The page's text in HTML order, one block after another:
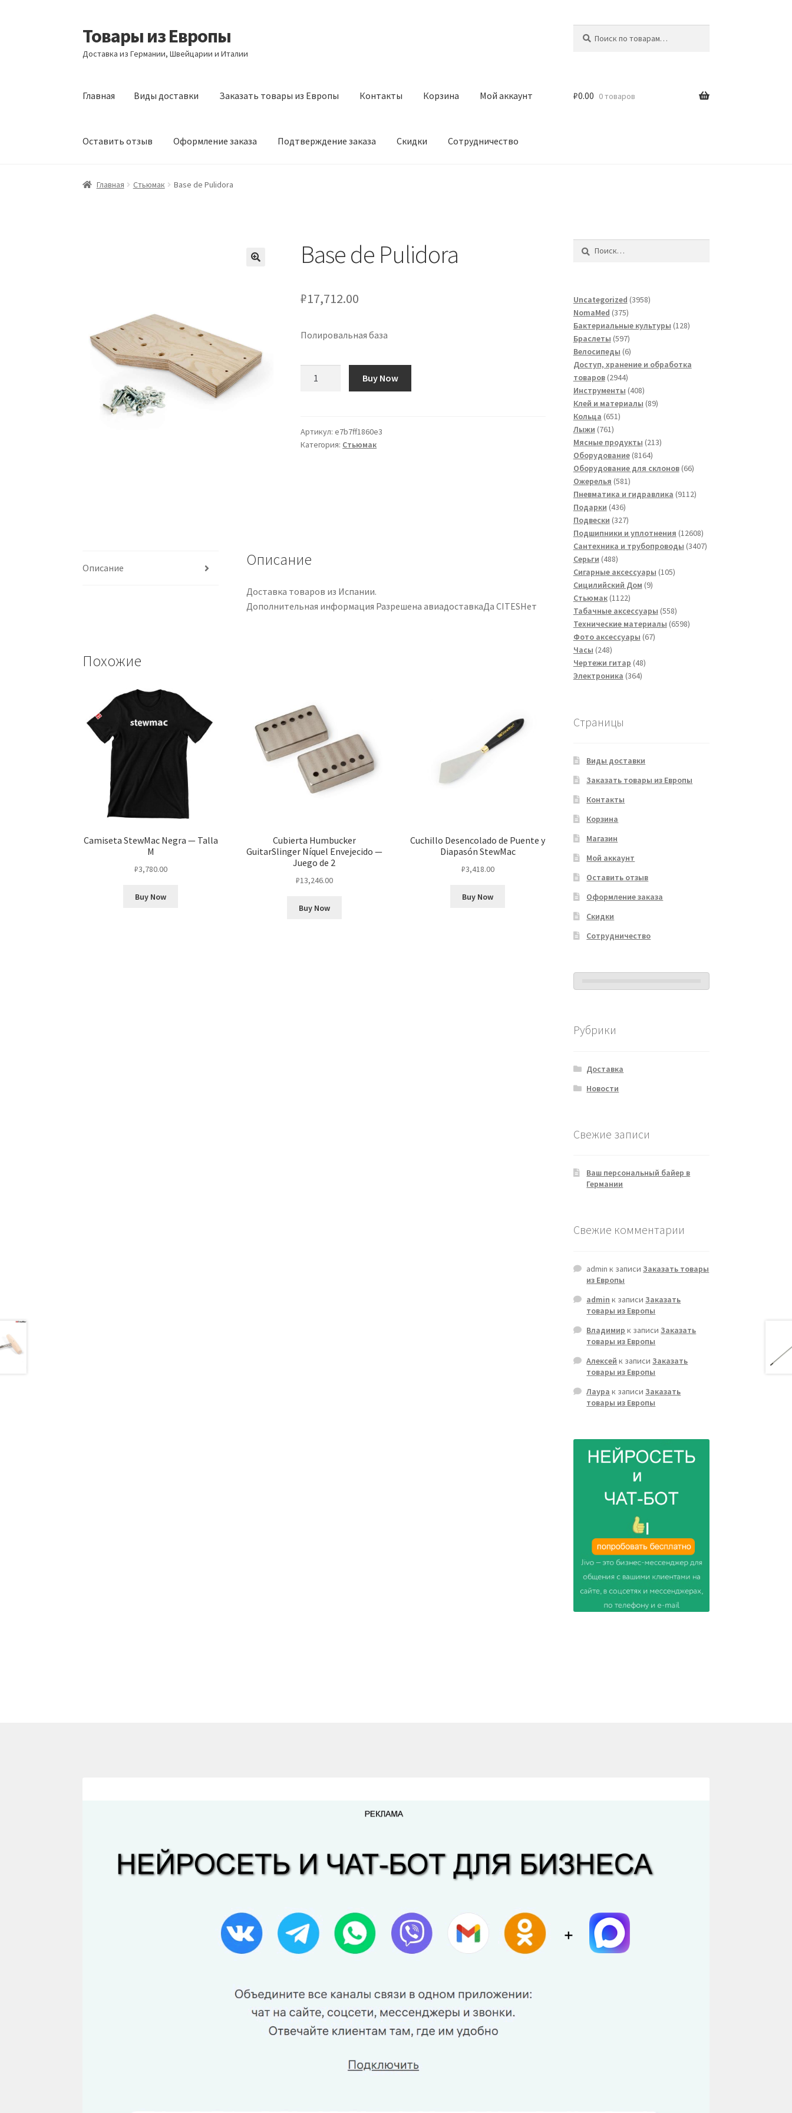
Перейти
к
навигации
Перейти
к
содержимому
Товары из Европы
Доставка из Германии, Швейцарии и Италии
Главная Виды доставки Заказать товары из Европы Контакты Корзина Мой аккаунт
Оставить отзыв Оформление заказа Подтверждение заказа Скидки Сотрудничество
Главная Виды доставки Заказать товары из Европы
₽0.00 0 товаров
Главная Стьюмак Base de Pulidora
Base de Pulidora
₽17,712.00
Полировальная база
Pulidora
Buy Now
Артикул:e7b7ff1860e3
Категория: Стьюмак
Описание Описание
Доставка товаров из Испании.
Дополнительная информация Разрешена авиадоставкаДа CITESНет
Похожие
Camiseta StewMac Negra — Talla
M
₽3,780.00
Buy Now
Cubierta Humbucker
GuitarSlinger Níquel Envejecido —
Juego de 2
₽13,246.00
Buy Now
Cuchillo Desencolado de Puente y
Diapasón StewMac
₽3,418.00
Buy Now
Uncategorized 39583958
NomaMed 375375
товаров
Бактериальные культуры 128128
Браслеты 597597
товаров
Велосипеды 66
товаров
Доступ, хранение и обработка
товаров 29442944
товара
Инструменты 408408
товаров
Клей и материалы 8989
Кольца 651651
Лыжи 761761
товар
Мясные продукты 213213
Оборудование 81648164
товара
Оборудование для склонов 6666
Ожерелья 581581
товар
Пневматика и гидравлика 91129112
Подарки 436436
товаров
Подвески 327327
товаров
Подшипники и уплотнения 1260812608
товаров
Сантехника и трубопроводы 34073407
Серьги 488488
товаров
Сигарные аксессуары 105105
Сицилийский Дом 99
Стьюмак 11221122
товара
Табачные аксессуары 558558
товаров
Технические материалы 65986598
Фото аксессуары 6767
Часы 248248
товаров
Чертежи гитар 4848
Электроника 364364
Страницы
Виды доставки
Заказать товары из Европы
Контакты
Корзина
Магазин
Мой аккаунт
Оставить отзыв
Оформление заказа
Скидки
Сотрудничество
Рубрики
Доставка
Новости
Свежие записи
Ваш персональный байер в
Германии
Свежие комментарии
admin к записиЗаказать товары
из Европы
admin к записиЗаказать
товары из Европы
Владимир к записиЗаказать
товары из Европы
Алексей к записиЗаказать
товары из Европы
Лаура к записиЗаказать
товары из Европы